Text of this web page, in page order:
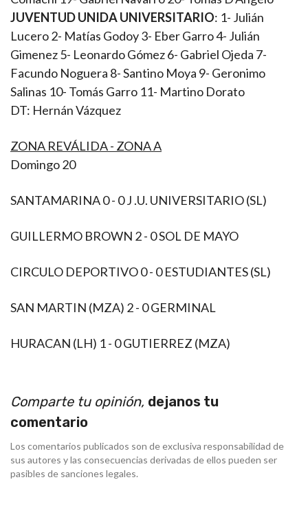
JUVENTUD UNIDA UNIVERSITARIO: 1- Julián
Lucero 2- Matías Godoy 3- Eber Garro 4- Julián
Gimenez 5- Leonardo Gómez 6- Gabriel Ojeda 7-
Facundo Noguera 8- Santino Moya 9- Geronimo
Salinas 10- Tomás Garro 11- Martino Dorato
DT: Hernán Vázquez
ZONA REVÁLIDA - ZONA A
Domingo 20
SANTAMARINA 0 - 0 J .U. UNIVERSITARIO (SL)
GUILLERMO BROWN 2 - 0 SOL DE MAYO
CIRCULO DEPORTIVO 0 - 0 ESTUDIANTES (SL)
SAN MARTIN (MZA) 2 - 0 GERMINAL
HURACAN (LH) 1 - 0 GUTIERREZ (MZA)
Comparte tu opinión, dejanos tu
comentario
Los comentarios publicados son de exclusiva responsabilidad de
sus autores y las consecuencias derivadas de ellos pueden ser
pasibles de sanciones legales.